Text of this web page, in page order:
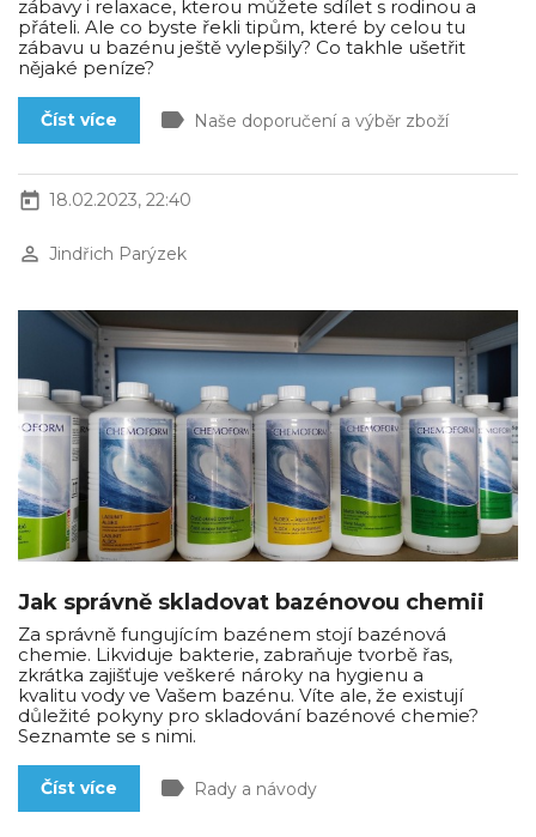
zábavy i relaxace, kterou můžete sdílet s rodinou a
přáteli. Ale co byste řekli tipům, které by celou tu
zábavu u bazénu ještě vylepšily? Co takhle ušetřit
nějaké peníze?
Číst více label Naše doporučení a výběr zboží
today 18.02.2023, 22:40
perm_identity Jindřich Parýzek
Jak správně skladovat bazénovou chemii
Za správně fungujícím bazénem stojí bazénová
chemie. Likviduje bakterie, zabraňuje tvorbě řas,
zkrátka zajišťuje veškeré nároky na hygienu a
kvalitu vody ve Vašem bazénu. Víte ale, že existují
důležité pokyny pro skladování bazénové chemie?
Seznamte se s nimi.
Číst více label Rady a návody